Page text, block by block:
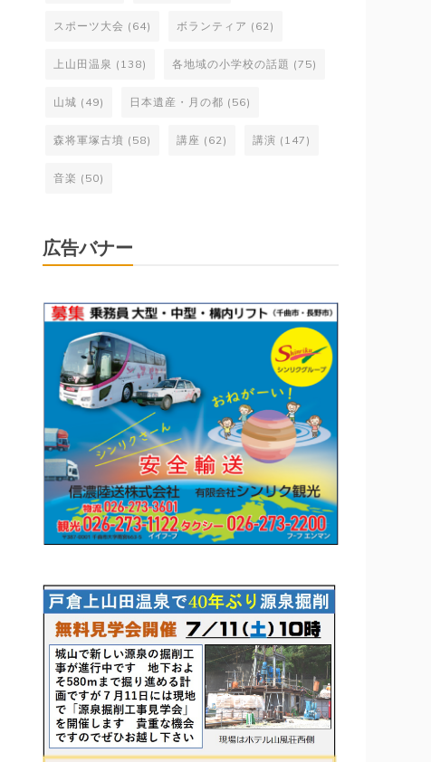
スポーツ大会 (64) ボランティア (62)
上山田温泉 (138) 各地域の小学校の話題 (75)
山城 (49) 日本遺産・月の都 (56)
森将軍塚古墳 (58) 講座 (62) 講演 (147)
音楽 (50)
広告バナー